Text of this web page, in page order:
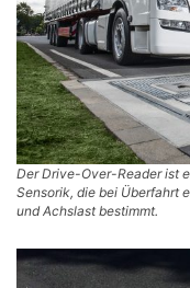
Der Drive-Over-Reader ist
Sensorik, die bei Überfahrt
und Achslast bestimmt.